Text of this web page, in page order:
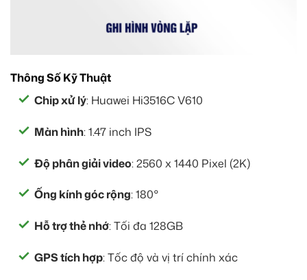
Thông Số Kỹ Thuật
Chip xử lý: Huawei Hi3516C V610
Màn hình: 1.47 inch IPS
Độ phân giải video: 2560 x 1440 Pixel (2K)
Ống kính góc rộng: 180°
Hỗ trợ thẻ nhớ: Tối đa 128GB
GPS tích hợp: Tốc độ và vị trí chính xác